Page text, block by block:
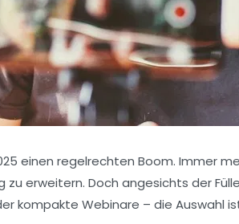
einen regelrechten Boom. Immer
erweitern. Doch angesichts der
kompakte Webinare – die Auswahl